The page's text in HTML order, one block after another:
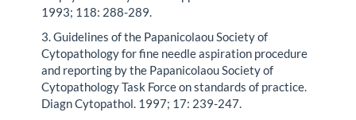
1993; 118: 288-289.
3. Guidelines of the Papanicolaou Society of
Cytopathology for fine needle aspiration procedure
and reporting by the Papanicolaou Society of
Cytopathology Task Force on standards of practice.
Diagn Cytopathol. 1997; 17: 239-247.